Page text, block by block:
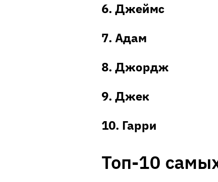
6. Джеймс
7. Адам
8. Джордж
9. Джек
10. Гарри
Топ-10